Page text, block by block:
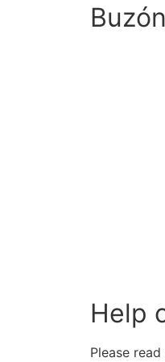
Help
Please